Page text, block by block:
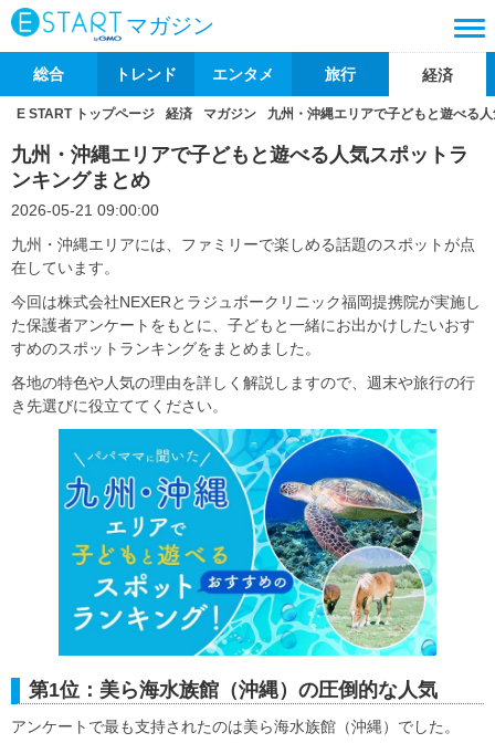
マガジン
総合 トレンド エンタメ 旅行 経済
E START トップページ 経済 マガジン 九州・沖縄エリアで子どもと遊べる
九州・沖縄エリアで子どもと遊べる人気スポットラ
ンキングまとめ
2026-05-21 09:00:00
九州・沖縄エリアには、ファミリーで楽しめる話題のスポットが点
在しています。
今回は株式会社NEXERとラジュボークリニック福岡提携院が実施し
た保護者アンケートをもとに、子どもと一緒にお出かけしたいおす
すめのスポットランキングをまとめました。
各地の特色や人気の理由を詳しく解説しますので、週末や旅行の行
き先選びに役立ててください。
第1位：美ら海水族館（沖縄）の圧倒的な人気
アンケートで最も支持されたのは美ら海水族館（沖縄）でした。